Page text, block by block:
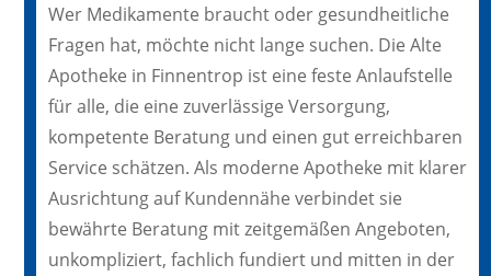
Wer Medikamente braucht oder gesundheitliche
Fragen hat, möchte nicht lange suchen. Die Alte
Apotheke in Finnentrop ist eine feste Anlaufstelle
für alle, die eine zuverlässige Versorgung,
kompetente Beratung und einen gut erreichbaren
Service schätzen. Als moderne Apotheke mit klarer
Ausrichtung auf Kundennähe verbindet sie
bewährte Beratung mit zeitgemäßen Angeboten,
unkompliziert, fachlich fundiert und mitten in der